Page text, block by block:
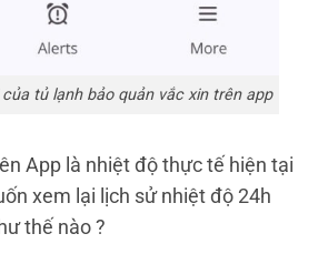
tủ lạnh bảo quản vắc xin trên app
App là nhiệt độ thực tế hiện tại
xem lại lịch sử nhiệt độ 24h
thế nào ?